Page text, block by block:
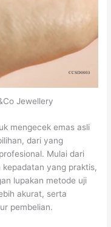
Jewellery
mengecek emas asli
dari yang
Mulai dari
yang praktis,
lupakan metode uji
akurat, serta
pembelian.